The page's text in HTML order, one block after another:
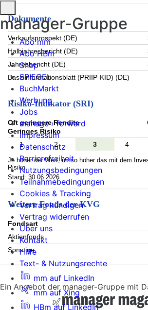
Dokumente
Verkaufsprospekt (DE)
Halbjahresbericht (DE)
Jahresbericht (DE)
Basisinformationsblatt (PRIIP-KID) (DE)
Risiko-Indikator (SRI)
Oft geringere Rendite
Geringes Risiko
1
2 3 4
Je höher der Wert, umso höher das mit dem
Risiko.
Stand: 30.06.2026
Weitere Fonds der KVG
Fondsart
Aktienfonds
Sonstige
Ein Angebot der manager-Gruppe mit
manager-Gruppe
Abo mm
Abo HBm
Shop
SPIEGEL
BuchMarkt
Werbung
Jobs
manage › forward
Impressum
Datenschutz
Barrierefreiheit
Nutzungsbedingungen
Teilnahmebedingungen
Cookies & Tracking
Vertrag kündigen
Vertrag widerrufen
Über uns
Kontakt
Hilfe
Text- & Nutzungsrechte
mm auf LinkedIn
mm auf Xing
HBm auf LinkedIn